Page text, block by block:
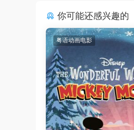
你可能还感兴趣的
粤语动画电影